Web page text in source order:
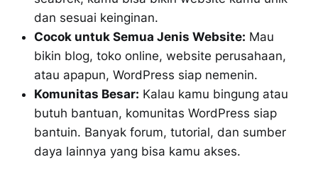
dan sesuai keinginan.
Cocok untuk Semua Jenis Website: Mau
bikin blog, toko online, website perusahaan,
atau apapun, WordPress siap nemenin.
Komunitas Besar: Kalau kamu bingung atau
butuh bantuan, komunitas WordPress siap
bantuin. Banyak forum, tutorial, dan sumber
daya lainnya yang bisa kamu akses.